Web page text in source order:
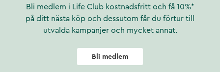
Bli medlem i Life Club kostnadsfritt och få 10%*
på ditt nästa köp och dessutom får du förtur till
utvalda kampanjer och mycket annat.
Bli medlem